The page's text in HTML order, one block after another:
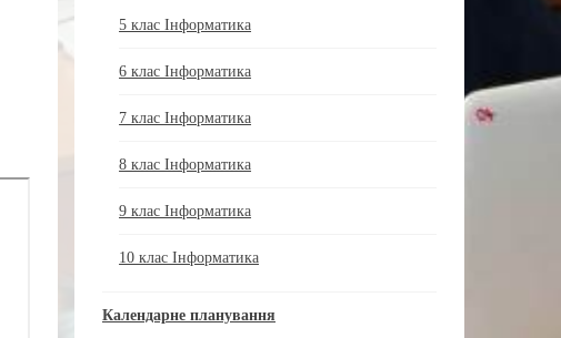
5 клас Інформатика
6 клас Інформатика
7 клас Інформатика
8 клас Інформатика
9 клас Інформатика
10 клас Інформатика
Календарне планування